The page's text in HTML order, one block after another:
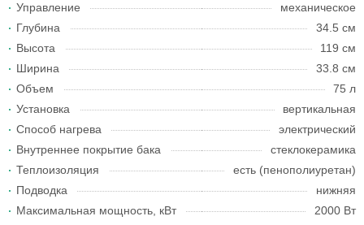
Управление
механическое
Глубина
34.5 см
Высота
119 см
Ширина
33.8 см
Объем
75 л
Установка
вертикальная
Способ нагрева
электрический
Внутреннее покрытие бака
стеклокерамика
Теплоизоляция
есть (пенополиуретан)
Подводка
нижняя
Максимальная мощность, кВт
2000 Вт